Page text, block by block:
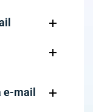
e-mail